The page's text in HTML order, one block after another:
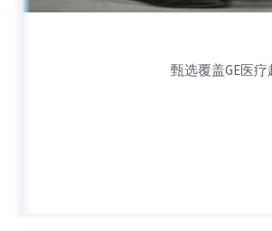
甄选覆盖GE医